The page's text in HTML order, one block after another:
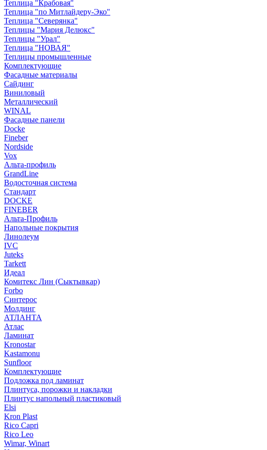
Теплица "Крабовая"
Теплица "по Митлайдеру-Эко"
Теплица "Северянка"
Теплицы "Мария Делюкс"
Теплицы "Урал"
Теплица "НОВАЯ"
Теплицы промышленные
Комплектующие
Фасадные материалы
Сайдинг
Виниловый
Металлический
WINAL
Фасадные панели
Docke
Fineber
Nordside
Vox
Альта-профиль
GrandLine
Водосточная система
Стандарт
DOCKE
FINEBER
Альта-Профиль
Напольные покрытия
Линолеум
IVC
Juteks
Tarkett
Идеал
Комитекс Лин (Сыктывкар)
Forbo
Синтерос
Молдинг
АТЛАНТА
Атлас
Ламинат
Kronostar
Kastamonu
Sunfloor
Комплектующие
Подложка под ламинат
Плинтуса, порожки и накладки
Плинтус напольный пластиковый
Elsi
Kron Plast
Rico Capri
Rico Leo
Wimar, Winart